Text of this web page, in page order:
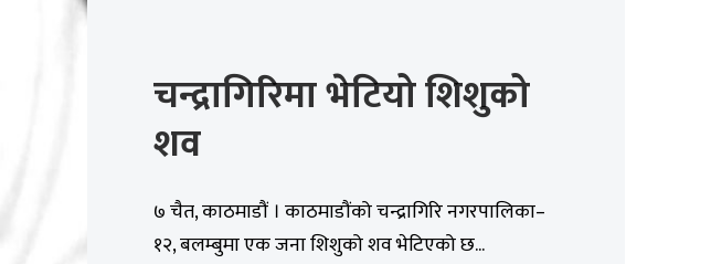
चन्द्रागिरिमा भेटियो शिशुको
शव
७ चैत, काठमाडौं । काठमाडौंको चन्द्रागिरि नगरपालिका–
१२, बलम्बुमा एक जना शिशुको शव भेटिएको छ...